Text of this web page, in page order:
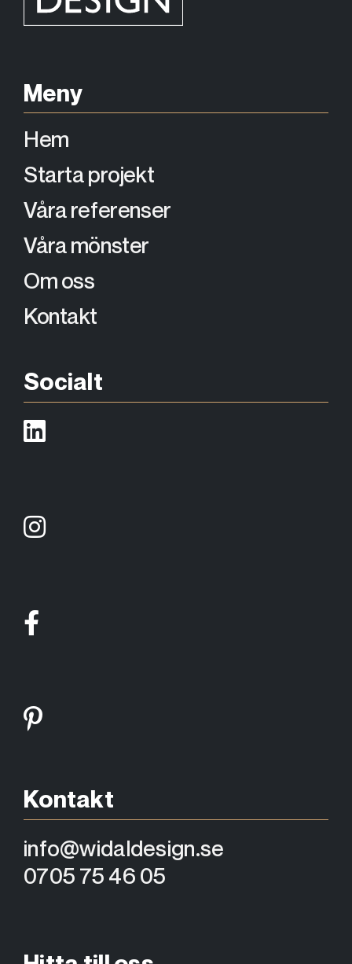
Meny
Hem
Starta projekt
Våra referenser
Våra mönster
Om oss
Kontakt
Socialt
Kontakt
info@widaldesign.se
0705 75 46 05